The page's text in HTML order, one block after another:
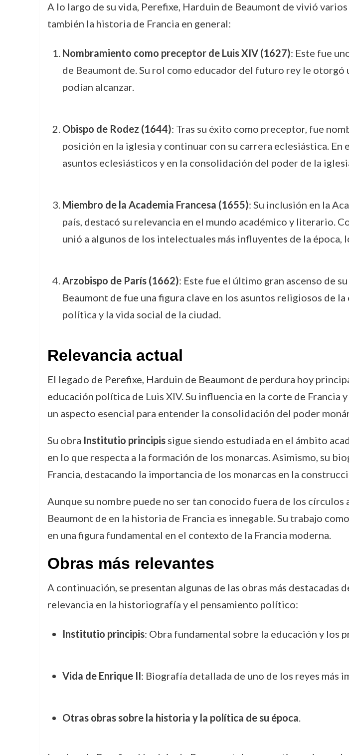
A lo largo de su vida, Perefixe, Harduin de Beaumont de vivió
también la historia de Francia en general:
Nombramiento como preceptor de Luis XIV (1627): Este fue
de Beaumont de. Su rol como educador del futuro rey le
podían alcanzar.
Obispo de Rodez (1644): Tras su éxito como preceptor, fue
posición en la iglesia y continuar con su carrera eclesiástica.
asuntos eclesiásticos y en la consolidación del poder de la
Miembro de la Academia Francesa (1655): Su inclusión en la
país, destacó su relevancia en el mundo académico y literario.
unió a algunos de los intelectuales más influyentes de la
Arzobispo de París (1662): Este fue el último gran ascenso de
Beaumont de fue una figura clave en los asuntos religiosos de
política y la vida social de la ciudad.
Relevancia actual
El legado de Perefixe, Harduin de Beaumont de perdura hoy
educación política de Luis XIV. Su influencia en la corte de
un aspecto esencial para entender la consolidación del poder
Su obra Institutio principissigue siendo estudiada en el ámbito
en lo que respecta a la formación de los monarcas. Asimismo, su
Francia, destacando la importancia de los monarcas en la
Aunque su nombre puede no ser tan conocido fuera de los
Beaumont de en la historia de Francia es innegable. Su trabajo
en una figura fundamental en el contexto de la Francia moderna.
Obras más relevantes
A continuación, se presentan algunas de las obras más
relevancia en la historiografía y el pensamiento político:
Institutio principis: Obra fundamental sobre la educación y los
Vida de Enrique II: Biografía detallada de uno de los reyes más
Otras obras sobre la historia y la política de su época.